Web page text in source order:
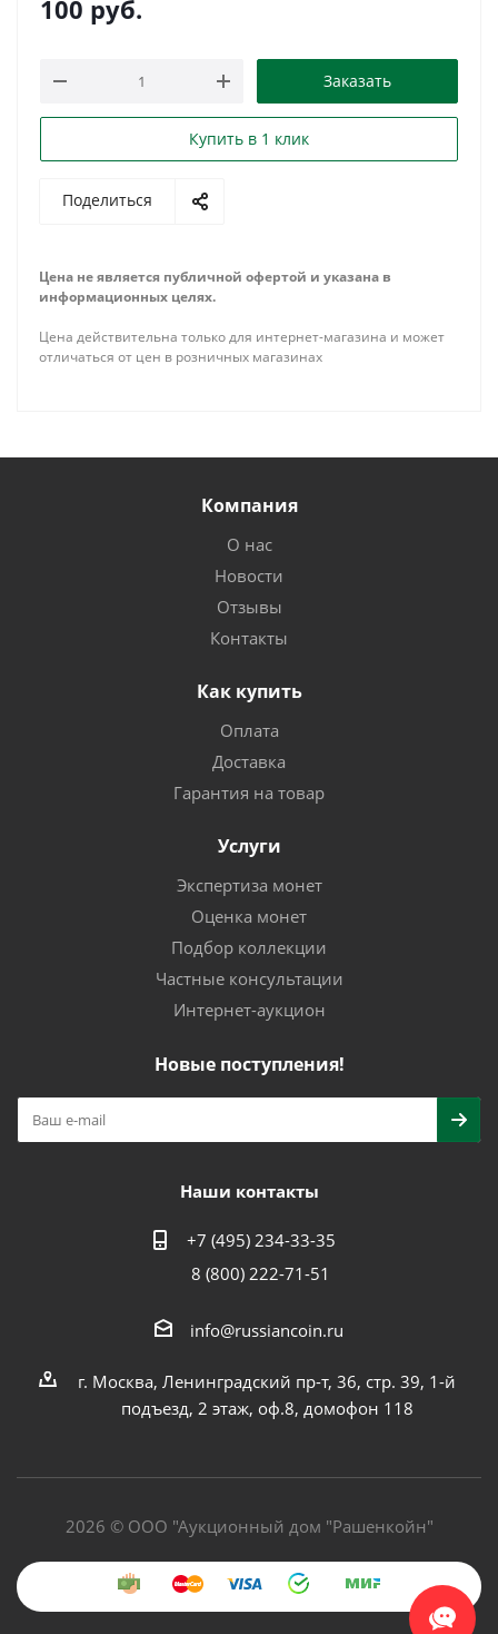
100 руб.
Заказать
Купить в 1 клик
Поделиться
Цена не является публичной офертой и указана в
информационных целях.
Цена действительна только для интернет-магазина и может
отличаться от цен в розничных магазинах
Компания
О нас
Новости
Отзывы
Контакты
Как купить
Оплата
Доставка
Гарантия на товар
Услуги
Экспертиза монет
Оценка монет
Подбор коллекции
Частные консультации
Интернет-аукцион
Новые поступления!
Наши контакты
+7 (495) 234-33-35
8 (800) 222-71-51
info@russiancoin.ru
г. Москва, Ленинградский пр-т, 36, стр. 39, 1-й
подъезд, 2 этаж, оф.8, домофон 118
2026 © ООО "Аукционный дом "Рашенкойн"